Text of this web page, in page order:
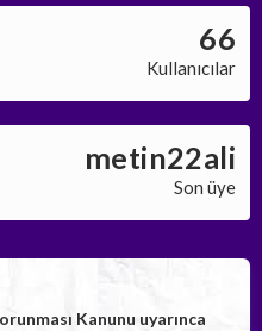
66
Kullanıcılar
metin22ali
Son üye
Kanunu uyarınca